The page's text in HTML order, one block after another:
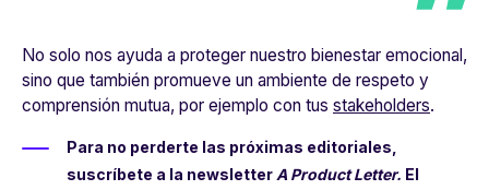
No solo nos ayuda a proteger nuestro bienestar emocional,
sino que también promueve un ambiente de respeto y
comprensión mutua, por ejemplo con tus stakeholders.
Para no perderte las próximas editoriales,
suscríbete a la newsletter A Product Letter. El